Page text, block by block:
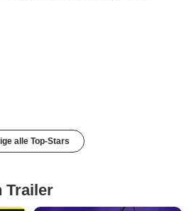
alle Top-Stars
Trailer